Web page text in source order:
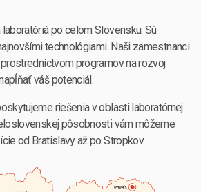
po celom Slovensku. Sú
technológiami. Naši zamestnanci
programov na rozvoj
váš potenciál.
riešenia v oblasti laboratórnej
pôsobnosti vám môžeme
od Bratislavy až po Stropkov.